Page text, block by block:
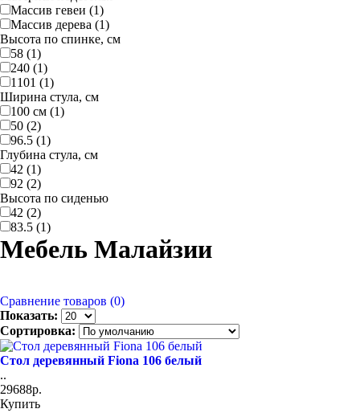
Массив гевеи (1)
Массив дерева (1)
Высота по спинке, см
58 (1)
240 (1)
1101 (1)
Ширина стула, см
100 см (1)
50 (2)
96.5 (1)
Глубина стула, см
42 (1)
92 (2)
Высота по сиденью
42 (2)
83.5 (1)
Мебель Малайзии
Сравнение товаров (0)
Показать:
Сортировка:
Стол деревянный Fiona 106 белый
..
29688р.
Купить